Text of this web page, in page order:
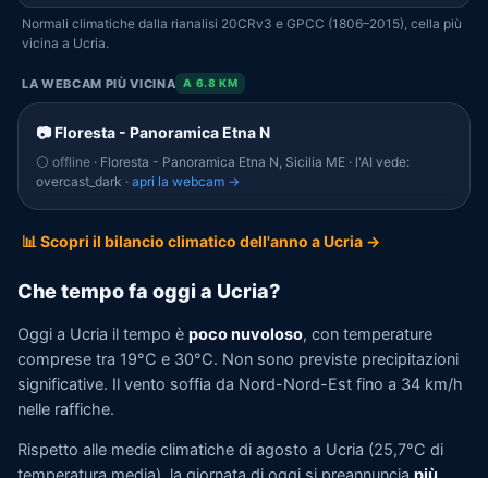
Normali climatiche dalla rianalisi 20CRv3 e GPCC (1806–2015), cella più
vicina a Ucria.
LA WEBCAM PIÙ VICINA A 6.8 KM
📷 Floresta - Panoramica Etna N
⚪ offline · Floresta - Panoramica Etna N, Sicilia ME · l'AI vede:
overcast_dark · apri la webcam →
📊 Scopri il bilancio climatico dell'anno a Ucria →
Che tempo fa oggi a Ucria?
Oggi a Ucria il tempo è poco nuvoloso, con temperature
comprese tra 19°C e 30°C. Non sono previste precipitazioni
significative. Il vento soffia da Nord-Nord-Est fino a 34 km/h
nelle raffiche.
Rispetto alle medie climatiche di agosto a Ucria (25,7°C di